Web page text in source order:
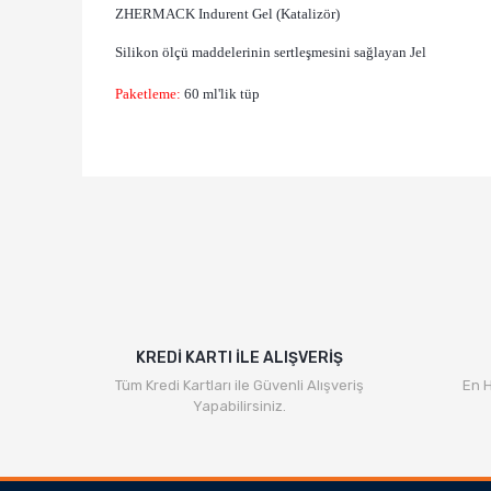
ZHERMACK Indurent Gel (Katalizör)
Silikon ölçü maddelerinin sertleşmesini sağlayan Jel
Paketleme: 60 ml'lik tüp
KREDİ KARTI İLE ALIŞVERİŞ
Tüm Kredi Kartları ile Güvenli Alışveriş
Yapabilirsiniz.
En